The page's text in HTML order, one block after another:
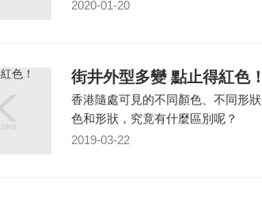
2020-01-20
街井外型多變 點止得紅色！
香港隨處可見的不同顏色、不同形
色和形狀，究竟有什麼區別呢？
2019-03-22